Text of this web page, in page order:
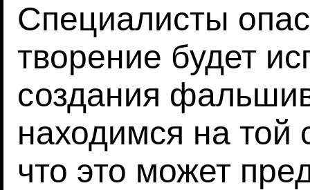
Специалисты
творение будет
создания
находимся на той
что это может